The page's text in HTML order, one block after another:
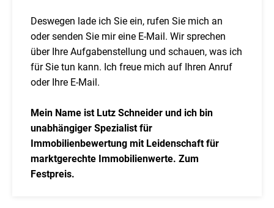
Deswegen lade ich Sie ein, rufen Sie mich an
oder senden Sie mir eine E-Mail. Wir sprechen
über Ihre Aufgabenstellung und schauen, was ich
für Sie tun kann. Ich freue mich auf Ihren Anruf
oder Ihre E-Mail.
Mein Name ist Lutz Schneider und ich bin
unabhängiger Spezialist für
Immobilienbewertung mit Leidenschaft für
marktgerechte Immobilienwerte. Zum
Festpreis.